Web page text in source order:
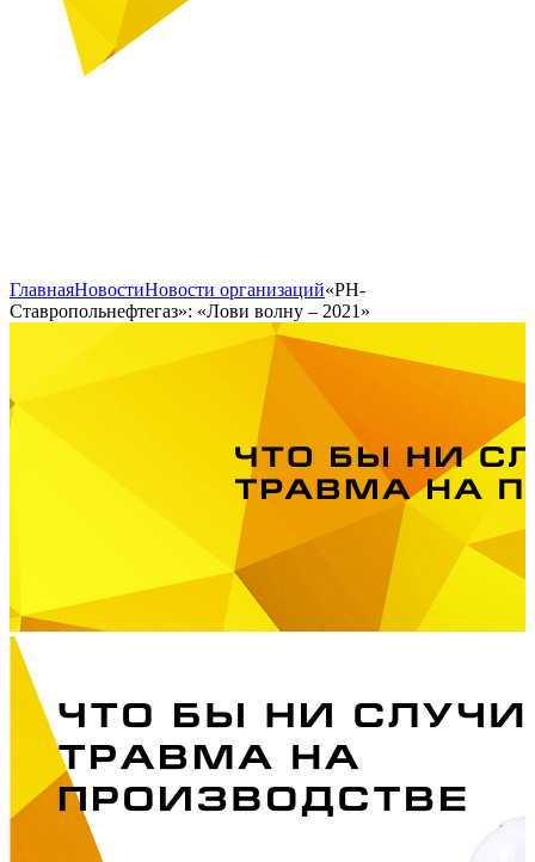
ГлавнаяНовостиНовости организаций«РН-
Ставропольнефтегаз»: «Лови волну – 2021»